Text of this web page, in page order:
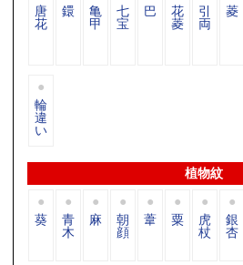
唐
花
鐶 亀
甲
七
宝
巴 花
菱
引
両
菱
輪
違
い
植物紋
葵 青
木
麻 朝
顔
葦 粟 虎
杖
銀
杏